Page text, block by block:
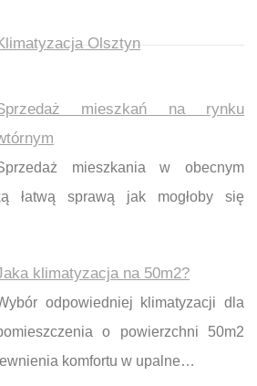
Olsztyn
mieszkań na rynku
mieszkania w obecnym
łatwą sprawą jak mogłoby się
klimatyzacja na 50m2?
odpowiedniej klimatyzacji dla
o powierzchni 50m2
komfortu w upalne…